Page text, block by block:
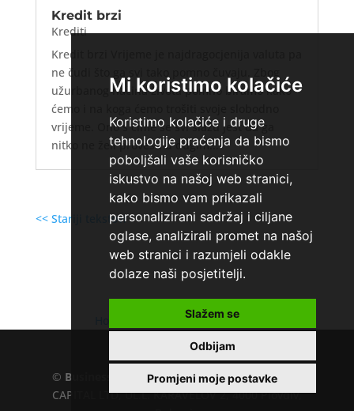
Mi koristimo kolačiće
Koristimo kolačiće i druge
tehnologije praćenja da bismo
poboljšali vaše korisničko
iskustvo na našoj web stranici,
kako bismo vam prikazali
personalizirani sadržaj i ciljane
oglase, analizirali promet na našoj
web stranici i razumjeli odakle
dolaze naši posjetitelji.
Slažem se
Odbijam
Promjeni moje postavke
Kredit brzi
Krediti
Kredit brzi Vrijeme je najdragocjenija valuta pa
ne čudi što ga svi tako pomno čuvaju. Zbog
užurbanog načina života pomno biramo kako
ćemo i na koga ćemo trošiti svoje slobodno
vrijeme. Ono s čime se svi slažu jest da ga
nitko ne želi provesti u dugim...
<< Stariji tekstovi
Što je lombardni kredit
© Business.hr
EU VAT number : 205391327, KD
CAPITAL LTD, UL.L. KARAVELOV 2, 4000 Plovdiv,